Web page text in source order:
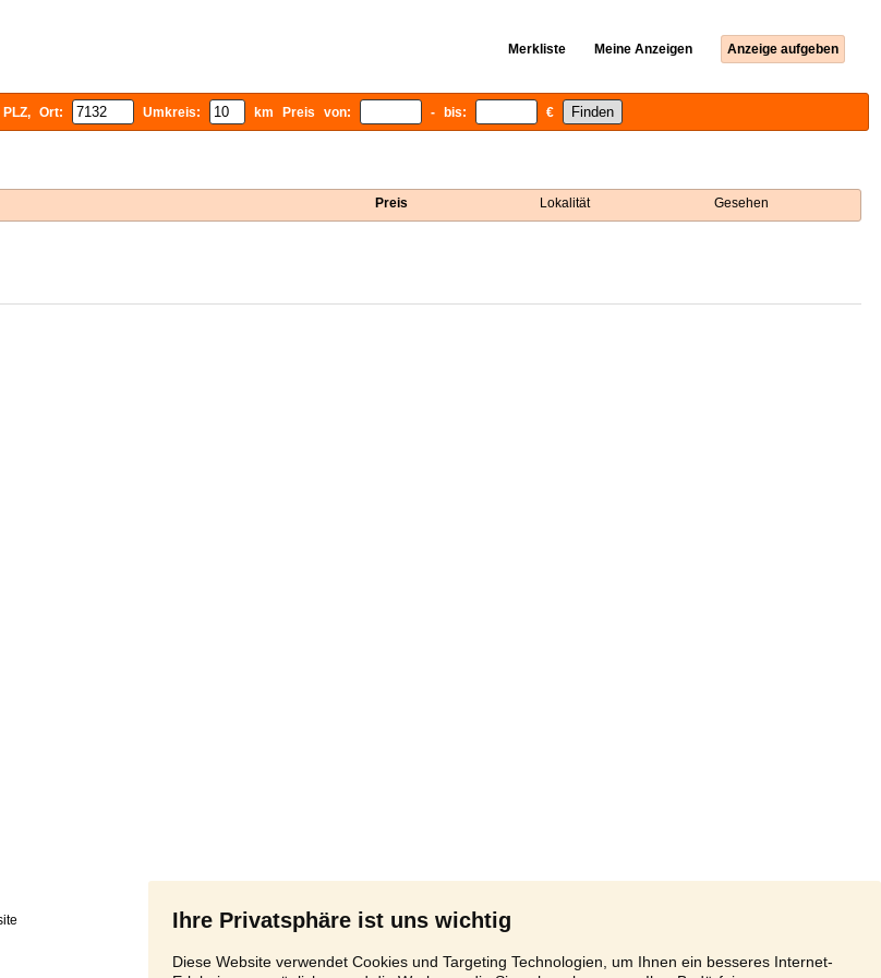
Ihre Privatsphäre ist uns wichtig
Diese Website verwendet Cookies und Targeting Technologien, um Ihnen ein besseres Internet-
Merkliste Meine Anzeigen Anzeige aufgeben
PLZ, Ort: Umkreis: km Preis von: - bis: €
Preis Lokalität Gesehen